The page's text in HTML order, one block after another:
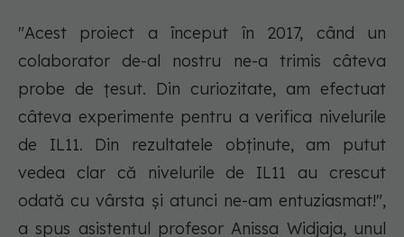
"Acest proiect a început în 2017, când un
colaborator de-al nostru ne-a trimis câteva
probe de țesut. Din curiozitate, am efectuat
câteva experimente pentru a verifica nivelurile
de IL11. Din rezultatele obținute, am putut
vedea clar că nivelurile de IL11 au crescut
odată cu vârsta și atunci ne-am entuziasmat!",
a spus asistentul profesor Anissa Widjaja, unul